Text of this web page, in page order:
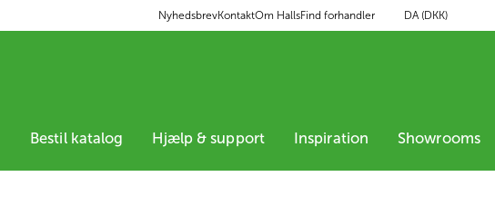
NyhedsbrevKontaktOm HallsFind forhandler DA (DKK)
Bestil katalog Hjælp & support Inspiration Showrooms